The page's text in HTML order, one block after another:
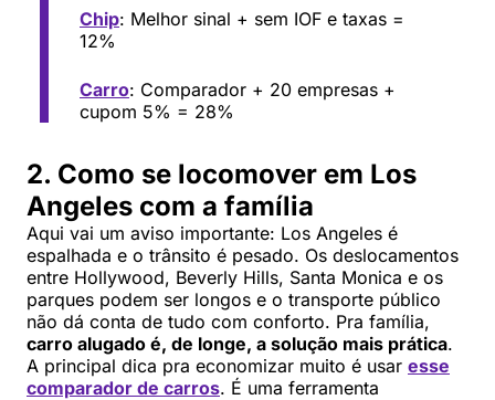
Chip: Melhor sinal + sem IOF e taxas =
12%
Carro: Comparador + 20 empresas +
cupom 5% = 28%
2. Como se locomover em Los
Angeles com a família
Aqui vai um aviso importante: Los Angeles é
espalhada e o trânsito é pesado. Os deslocamentos
entre Hollywood, Beverly Hills, Santa Monica e os
parques podem ser longos e o transporte público
não dá conta de tudo com conforto. Pra família,
carro alugado é, de longe, a solução mais prática.
A principal dica pra economizar muito é usar esse
comparador de carros. É uma ferramenta